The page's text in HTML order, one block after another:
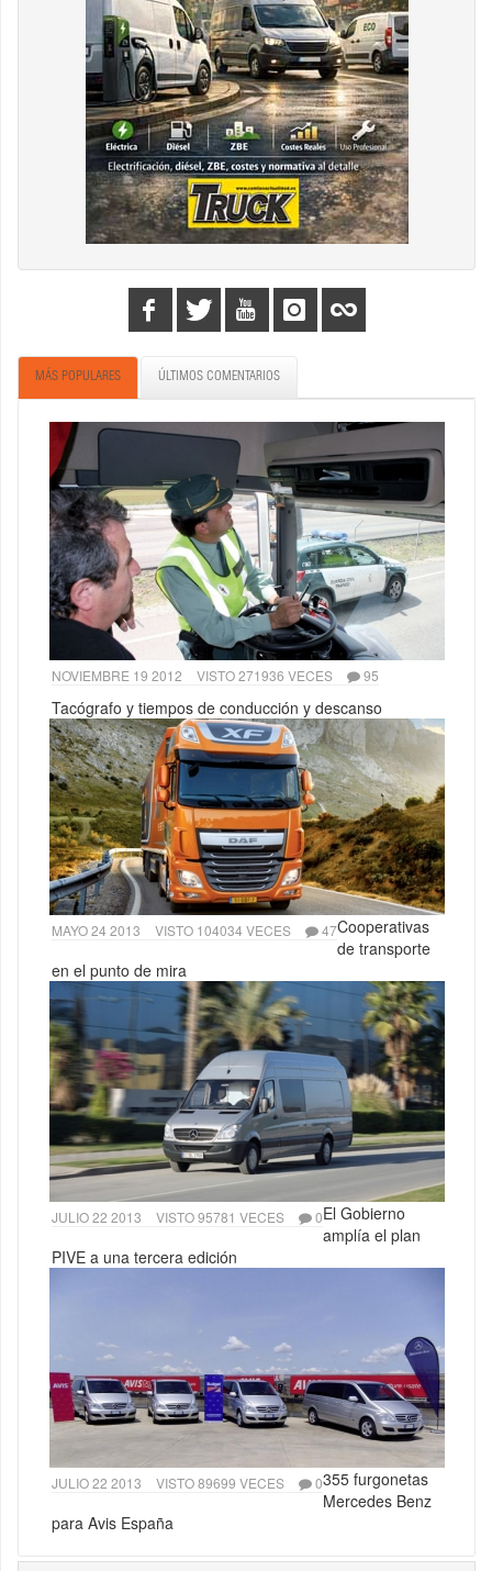
MÁS POPULARES ÚLTIMOS COMENTARIOS
NOVIEMBRE 19 2012 VISTO 271936 VECES 95
Tacógrafo y tiempos de conducción y descanso
MAYO 24 2013 VISTO 104034 VECES 47Cooperativas
de transporte
en el punto de mira
JULIO 22 2013 VISTO 95781 VECES 0El Gobierno
amplía el plan
PIVE a una tercera edición
JULIO 22 2013 VISTO 89699 VECES 0355 furgonetas
Mercedes Benz
para Avis España